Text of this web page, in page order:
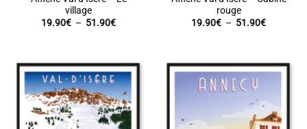
village
19.90€ – 51.90€Plage
51.90€
rouge
19.90€ – 51.90€Plage
51.90€